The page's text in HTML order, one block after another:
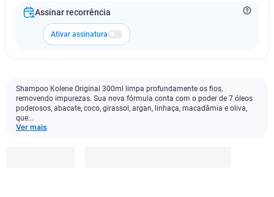
Assinar recorrência
Ativar assinatura
Shampoo Kolene Original 300ml limpa profundamente os fios,
removendo impurezas. Sua nova fórmula conta com o poder de 7 óleos
poderosos, abacate, coco, girassol, argan, linhaça, macadâmia e oliva,
que...
Ver mais